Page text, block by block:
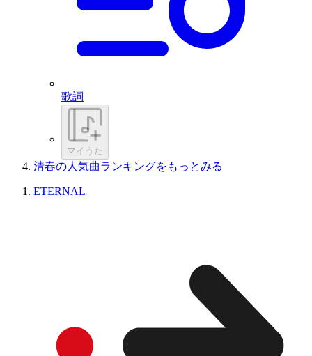
歌詞
マイうた
清春の人気曲ランキングをもっとみる
ETERNAL